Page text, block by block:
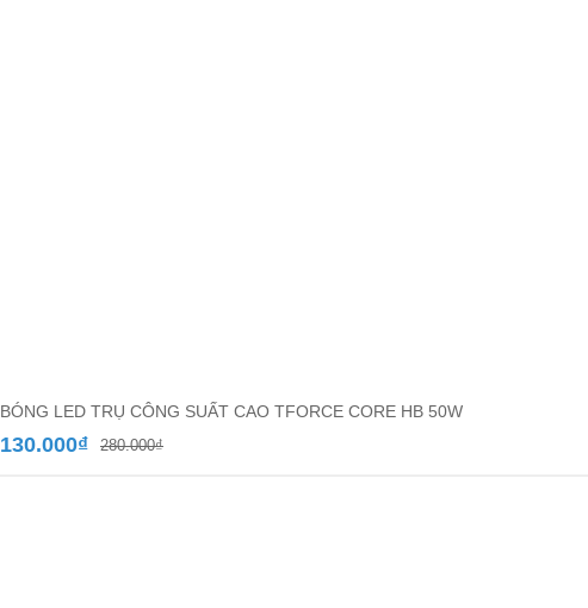
BÓNG LED TRỤ CÔNG SUẤT CAO TFORCE CORE HB 50W
280.000₫Giá
130.000₫
Giá